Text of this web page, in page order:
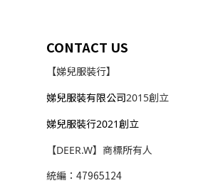
CONTACT US
【娣兒服裝行】
娣兒服裝有限公司2015創立
娣兒服裝行2021創立
【DEER.W】商標所有人
統編：47965124